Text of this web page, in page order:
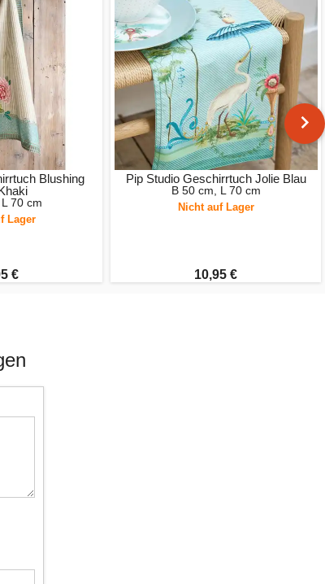
Blushing
70 cm
Lager
€
Pip Studio Geschirrtuch Jolie Blau
B 50 cm, L 70 cm
Nicht auf Lager
10,95 €